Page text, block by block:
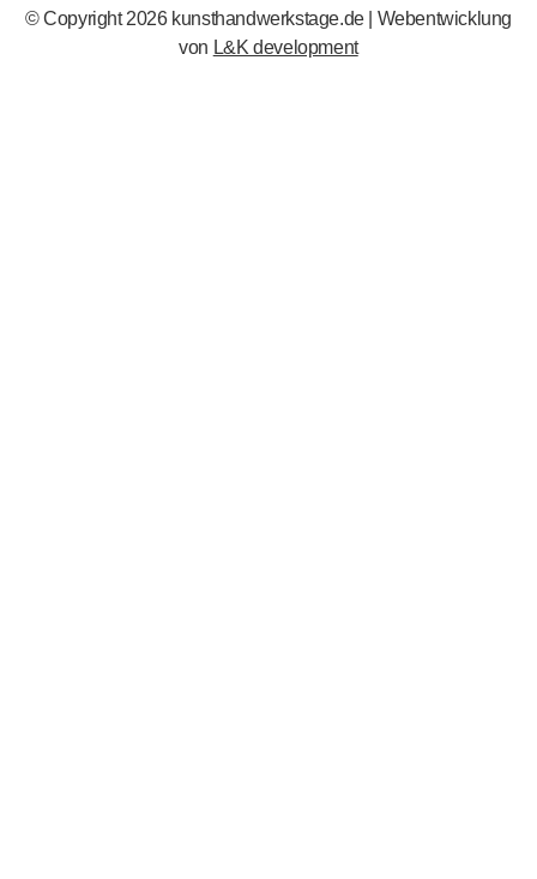
© Copyright 2026 kunsthandwerkstage.de | Webentwicklung
von L&K development